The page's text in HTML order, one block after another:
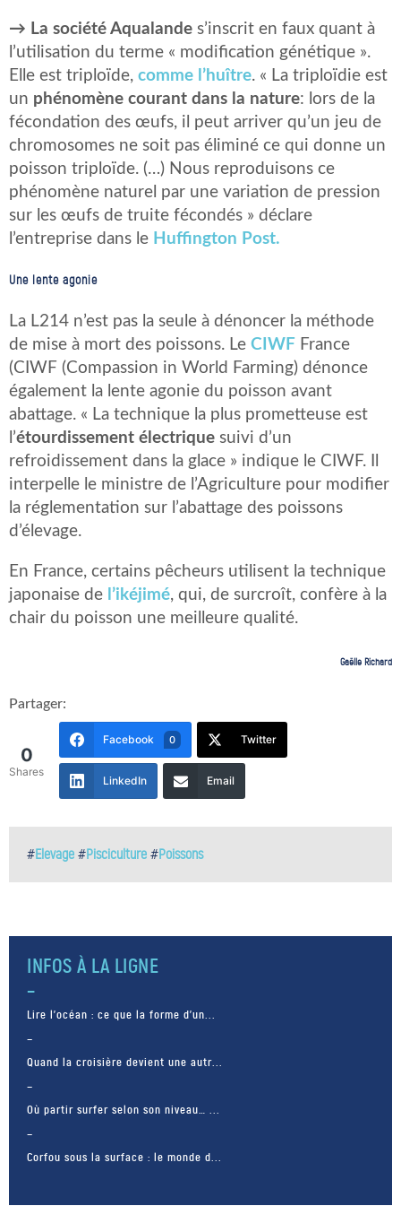
→ La société Aqualande s’inscrit en faux quant à
l’utilisation du terme « modification génétique ».
Elle est triploïde, comme l’huître. « La triploïdie est
un phénomène courant dans la nature: lors de la
fécondation des œufs, il peut arriver qu’un jeu de
chromosomes ne soit pas éliminé ce qui donne un
poisson triploïde. (…) Nous reproduisons ce
phénomène naturel par une variation de pression
sur les œufs de truite fécondés » déclare
l’entreprise dans le Huffington Post.
Une lente agonie
La L214 n’est pas la seule à dénoncer la méthode
de mise à mort des poissons. Le CIWF France
(CIWF (Compassion in World Farming) dénonce
également la lente agonie du poisson avant
abattage. « La technique la plus prometteuse est
l’étourdissement électrique suivi d’un
refroidissement dans la glace » indique le CIWF. Il
interpelle le ministre de l’Agriculture pour modifier
la réglementation sur l’abattage des poissons
d’élevage.
En France, certains pêcheurs utilisent la technique
japonaise de l’ikéjimé, qui, de surcroît, confère à la
chair du poisson une meilleure qualité.
Gaëlle Richard
Partager:
0
Shares
Facebook 0 Twitter
LinkedIn Email
#Elevage #Pisciculture #Poissons
INFOS À LA LIGNE
Lire l’océan : ce que la forme d’un...
Quand la croisière devient une autr...
Où partir surfer selon son niveau… ...
Corfou sous la surface : le monde d...